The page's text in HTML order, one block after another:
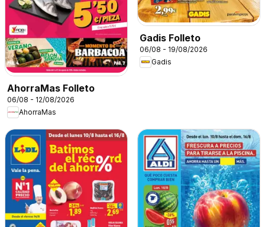
AhorraMas Folleto
06/08 - 12/08/2026
AhorraMas
Gadis Folleto
06/08 - 19/08/2026
Gadis